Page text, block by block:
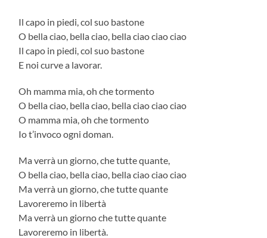
Il capo in piedi, col suo bastone
O bella ciao, bella ciao, bella ciao ciao ciao
Il capo in piedi, col suo bastone
E noi curve a lavorar.
Oh mamma mia, oh che tormento
O bella ciao, bella ciao, bella ciao ciao ciao
O mamma mia, oh che tormento
Io t’invoco ogni doman.
Ma verrà un giorno, che tutte quante,
O bella ciao, bella ciao, bella ciao ciao ciao
Ma verrà un giorno, che tutte quante
Lavoreremo in libertà
Ma verrà un giorno che tutte quante
Lavoreremo in libertà.